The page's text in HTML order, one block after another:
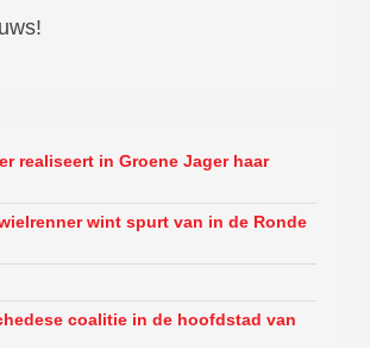
realiseert in Groene Jager haar
wint spurt van in de Ronde
coalitie in de hoofdstad van